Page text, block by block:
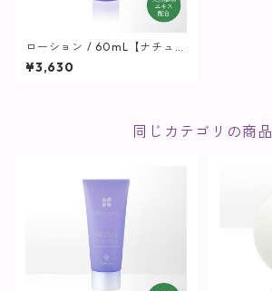
ローション / 60mL【ナチュリ
スティーアクレス】
¥3,630
同じカテゴリの商品